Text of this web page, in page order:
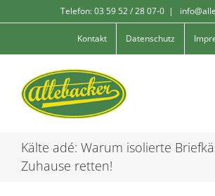
to
Telefon: 03 59 52 / 28 07-0 |
Kontakt Datenschutz
Kälte adé: Warum isolierte
Zuhause retten!